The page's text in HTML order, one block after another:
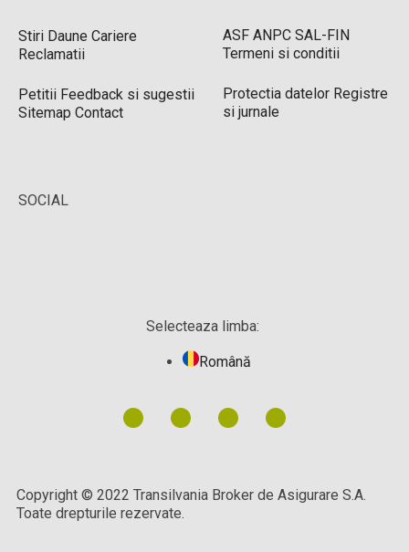
Stiri Daune Cariere
Reclamatii
Petitii Feedback si sugestii
Sitemap Contact
ASF ANPC SAL-FIN
Termeni si conditii
Protectia datelor Registre
si jurnale
SOCIAL
Selecteaza limba:
Română
Copyright © 2022 Transilvania Broker de Asigurare S.A.
Toate drepturile rezervate.